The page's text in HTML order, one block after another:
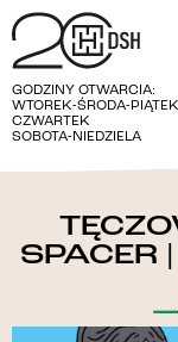
GODZINY OTWARCIA:
WTOREK-ŚRODA-PIĄTEK
CZWARTEK
SOBOTA-NIEDZIELA
SPACER